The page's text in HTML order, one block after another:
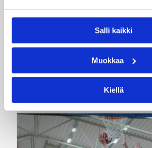
Salli kaikki
Muokkaa
Kiellä
Susiladies nappasi
Susiladies voitti vakuuttavasti
(48-36) Elina Aarnisalon 22 pisteen
johdattamana. Suomi pelaa
Ruotsi.